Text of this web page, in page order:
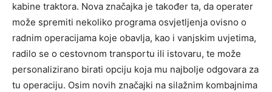
kabine traktora. Nova značajka je također ta, da operater
može spremiti nekoliko programa osvjetljenja ovisno o
radnim operacijama koje obavlja, kao i vanjskim uvjetima,
radilo se o cestovnom transportu ili istovaru, te može
personalizirano birati opciju koja mu najbolje odgovara za
tu operaciju. Osim novih značajki na silažnim kombajnima